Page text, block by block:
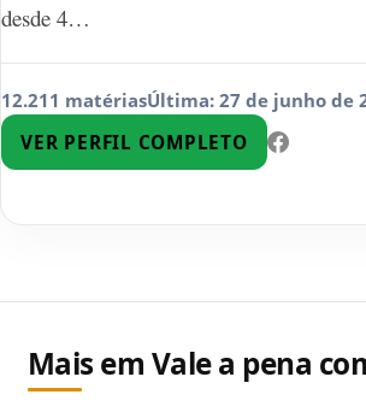
desde 4…
12.211 matériasÚltima: 27 de junho de
VER PERFIL COMPLETO
Mais em Vale a pena